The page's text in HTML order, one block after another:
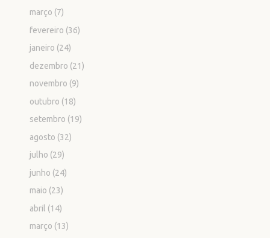
março (7)
fevereiro (36)
janeiro (24)
dezembro (21)
novembro (9)
outubro (18)
setembro (19)
agosto (32)
julho (29)
junho (24)
maio (23)
abril (14)
março (13)